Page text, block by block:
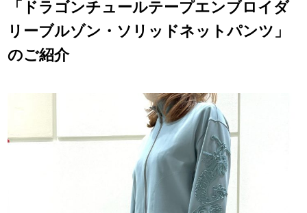
「ドラゴンチュールテープエンブロイダ
リーブルゾン・ソリッドネットパンツ」
のご紹介